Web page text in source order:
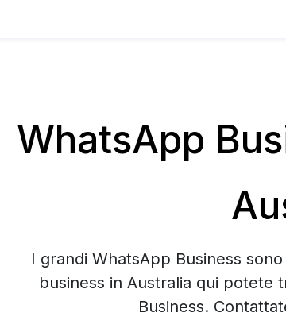
WhatsApp
I grandi WhatsApp Business
business in Australia qui potete
Business.